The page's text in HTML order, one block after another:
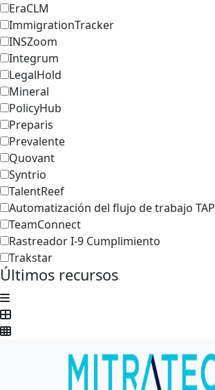
EraCLM
ImmigrationTracker
INSZoom
Integrum
LegalHold
Mineral
PolicyHub
Preparis
Prevalente
Quovant
Syntrio
TalentReef
Automatización del flujo de trabajo TAP
TeamConnect
Rastreador I-9 Cumplimiento
Trakstar
Últimos recursos